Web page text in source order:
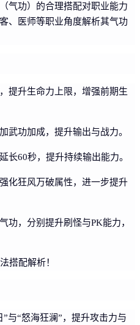
气功）的合理搭配对职业能力
、医师等职业角度解析其气功
提升生命力上限，增强前期生
武功加成，提升输出与战力。
长60秒，提升持续输出能力。
化狂风万破属性，进一步提升
功，分别提升刷怪与PK能力，
”与“怒海狂澜”，提升攻击力与